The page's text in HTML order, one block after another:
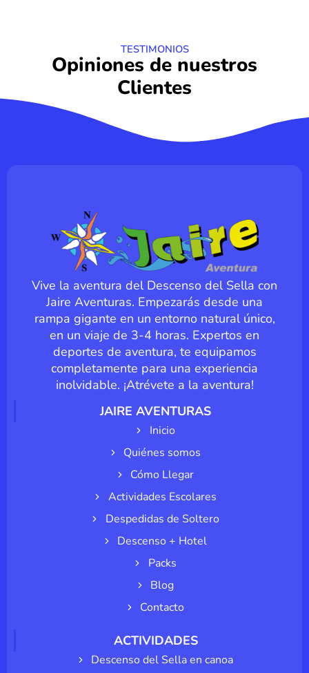
TESTIMONIOS
Opiniones de nuestros
Clientes
Vive la aventura del Descenso del Sella con
Jaire Aventuras. Empezarás desde una
rampa gigante en un entorno natural único,
en un viaje de 3-4 horas. Expertos en
deportes de aventura, te equipamos
completamente para una experiencia
inolvidable. ¡Atrévete a la aventura!
JAIRE AVENTURAS
Inicio
Quiénes somos
Cómo Llegar
Actividades Escolares
Despedidas de Soltero
Descenso + Hotel
Packs
Blog
Contacto
ACTIVIDADES
Descenso del Sella en canoa